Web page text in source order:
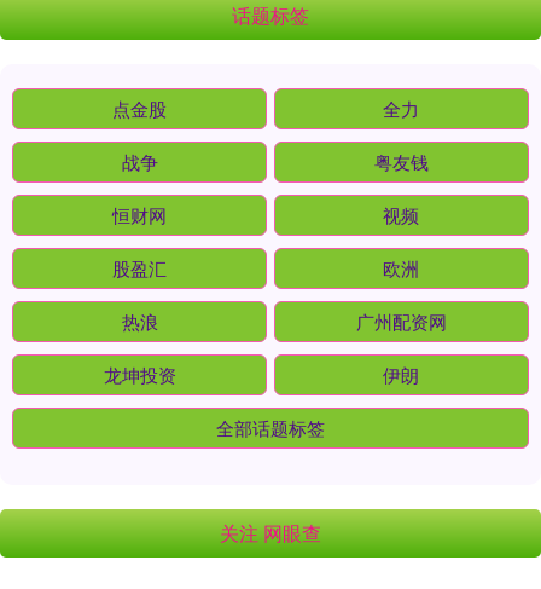
话题标签
点金股 全力
战争 粤友钱
恒财网 视频
股盈汇 欧洲
热浪 广州配资网
龙坤投资 伊朗
全部话题标签
关注 网眼查